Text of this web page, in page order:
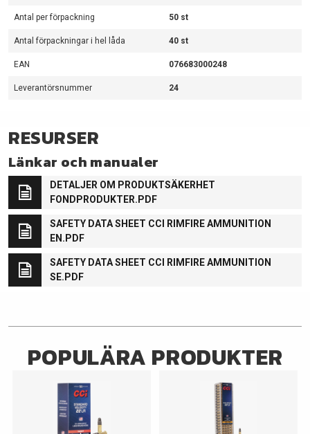
Antal per förpackning 50 st
Antal förpackningar i hel låda 40 st
EAN 076683000248
Leverantörsnummer 24
RESURSER
Länkar och manualer
DETALJER OM PRODUKTSÄKERHET
FONDPRODUKTER.PDF
SAFETY DATA SHEET CCI RIMFIRE AMMUNITION
EN.PDF
SAFETY DATA SHEET CCI RIMFIRE AMMUNITION
SE.PDF
POPULÄRA PRODUKTER